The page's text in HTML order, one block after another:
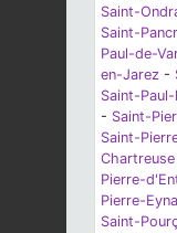
Saint-
Saint-
Paul-de-
en-Jarez -
Saint-
- Saint-
Saint-
Chartreuse
Pierre-
Pierre-
Saint-